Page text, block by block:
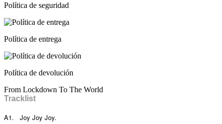
Política de seguridad
Política de entrega
Política de devolución
From Lockdown To The World
Tracklist
A1. Joy Joy Joy.